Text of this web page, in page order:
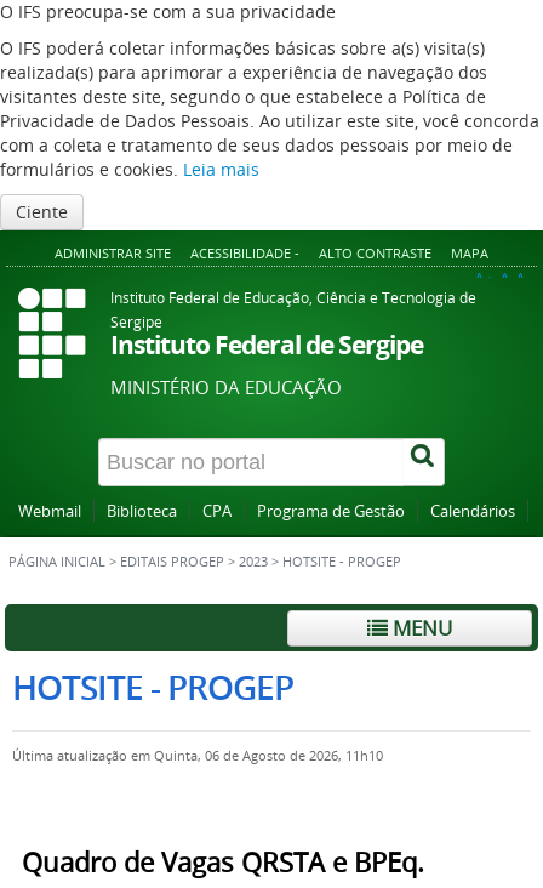
O IFS preocupa-se com a sua privacidade
O IFS poderá coletar informações básicas sobre a(s) visita(s)
realizada(s) para aprimorar a experiência de navegação dos
visitantes deste site, segundo o que estabelece a Política de
Privacidade de Dados Pessoais. Ao utilizar este site, você concorda
com a coleta e tratamento de seus dados pessoais por meio de
formulários e cookies. Leia mais
Ciente
ADMINISTRAR SITE ACESSIBILIDADE - ALTO CONTRASTE MAPA
A+ A A-
Instituto Federal de Educação, Ciência e Tecnologia de
Sergipe
Instituto Federal de Sergipe
MINISTÉRIO DA EDUCAÇÃO
Webmail Biblioteca CPA Programa de Gestão Calendários
PÁGINA INICIAL > EDITAIS PROGEP > 2023 > HOTSITE - PROGEP
MENU
HOTSITE - PROGEP
Última atualização em Quinta, 06 de Agosto de 2026, 11h10
Quadro de Vagas QRSTA e BPEq.